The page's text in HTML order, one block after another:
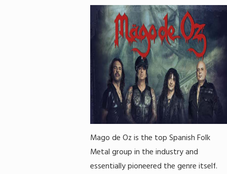
Mago de Oz is the top Spanish Folk
Metal group in the industry and
essentially pioneered the genre itself.